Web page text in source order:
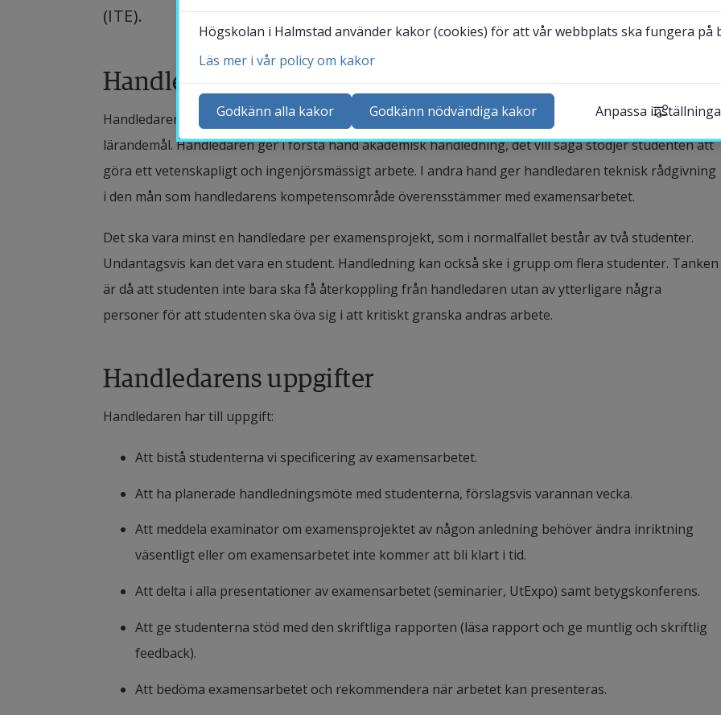
(ITE).
Handledarens roll
Handledarens huvudsakliga uppgift är att stödja och hjälpa studenterna att uppnå examensarbetets
lärandemål. Handledaren ger i första hand akademisk handledning, det vill säga stödjer studenten att
göra ett vetenskapligt och ingenjörsmässigt arbete. I andra hand ger handledaren teknisk rådgivning
i den mån som handledarens kompetensområde överensstämmer med examensarbetet.
Det ska vara minst en handledare per examensprojekt, som i normalfallet består av två studenter.
Undantagsvis kan det vara en student. Handledning kan också ske i grupp om flera studenter. Tanken
är då att studenten inte bara ska få återkoppling från handledaren utan av ytterligare några
personer för att studenten ska öva sig i att kritiskt granska andras arbete.
Handledarens uppgifter
Handledaren har till uppgift:
Att bistå studenterna vi specificering av examensarbetet.
Att ha planerade handledningsmöte med studenterna, förslagsvis varannan vecka.
Att meddela examinator om examensprojektet av någon anledning behöver ändra inriktning
väsentligt eller om examensarbetet inte kommer att bli klart i tid.
Att delta i alla presentationer av examensarbetet (seminarier, UtExpo) samt betygskonferens.
Att ge studenterna stöd med den skriftliga rapporten (läsa rapport och ge muntlig och skriftlig
feedback).
Att bedöma examensarbetet och rekommendera när arbetet kan presenteras.
Kontakta och besök oss
Nyheter
Kalender
Studentwebb
Högskolan i Halmstad använder kakor (cookies) för att vår webbplats ska fungera på
Läs mer i vår policy om kakor
Godkänn alla kakor Godkänn nödvändiga kakor Anpassa